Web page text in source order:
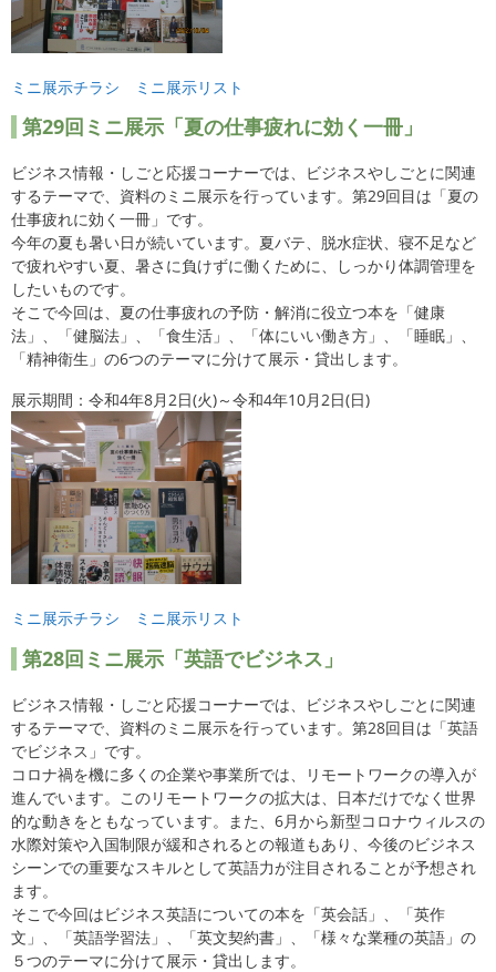
ミニ展示チラシ ミニ展示リスト
第29回ミニ展示「夏の仕事疲れに効く一冊」
ビジネス情報・しごと応援コーナーでは、ビジネスやしごとに関連
するテーマで、資料のミニ展示を行っています。第29回目は「夏の
仕事疲れに効く一冊」です。
今年の夏も暑い日が続いています。夏バテ、脱水症状、寝不足など
で疲れやすい夏、暑さに負けずに働くために、しっかり体調管理を
したいものです。
そこで今回は、夏の仕事疲れの予防・解消に役立つ本を「健康
法」、「健脳法」、「食生活」、「体にいい働き方」、「睡眠」、
「精神衛生」の6つのテーマに分けて展示・貸出します。
展示期間：令和4年8月2日(火)～令和4年10月2日(日)
ミニ展示チラシ ミニ展示リスト
第28回ミニ展示「英語でビジネス」
ビジネス情報・しごと応援コーナーでは、ビジネスやしごとに関連
するテーマで、資料のミニ展示を行っています。第28回目は「英語
でビジネス」です。
コロナ禍を機に多くの企業や事業所では、リモートワークの導入が
進んでいます。このリモートワークの拡大は、日本だけでなく世界
的な動きをともなっています。また、6月から新型コロナウィルスの
水際対策や入国制限が緩和されるとの報道もあり、今後のビジネス
シーンでの重要なスキルとして英語力が注目されることが予想され
ます。
そこで今回はビジネス英語についての本を「英会話」、「英作
文」、「英語学習法」、「英文契約書」、「様々な業種の英語」の
５つのテーマに分けて展示・貸出します。